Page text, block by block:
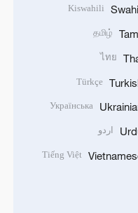
Kiswahili
தமிழ்
ไทย
Türkçe
Українська
اردو
Tiếng Việt